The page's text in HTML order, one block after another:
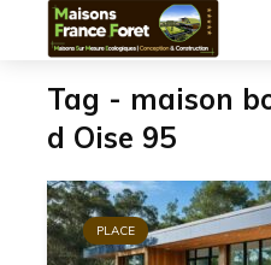
Tag - maison
d Oise 95
PLACE